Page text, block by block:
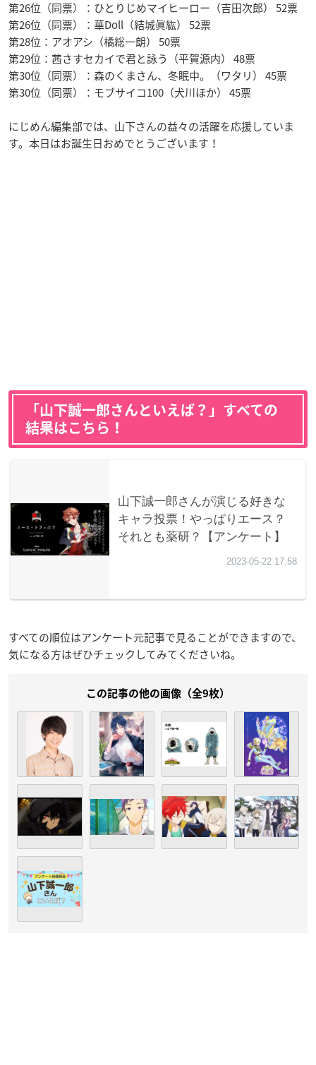
第26位（同票）：ひとりじめマイヒーロー（吉田次郎） 52票
第26位（同票）：華Doll（結城眞紘） 52票
第28位：アオアシ（橘総一朗） 50票
第29位：茜さすセカイで君と詠う（平賀源内） 48票
第30位（同票）：森のくまさん、冬眠中。（ワタリ） 45票
第30位（同票）：モブサイコ100（犬川ほか） 45票
にじめん編集部では、山下さんの益々の活躍を応援していま
す。本日はお誕生日おめでとうございます！
「山下誠一郎さんといえば？」すべての
結果はこちら！
すべての順位はアンケート元記事で見ることができますので、
気になる方はぜひチェックしてみてくださいね。
この記事の他の画像（全9枚）